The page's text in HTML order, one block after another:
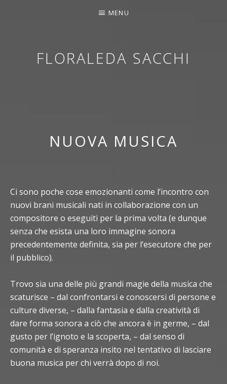
FLORALEDA SACCHI
MENU
NUOVA MUSICA
Ci sono poche cose emozionanti come l’incontro con
nuovi brani musicali nati in collaborazione con un
compositore o eseguiti per la prima volta (e dunque
senza che esista una loro immagine sonora
precedentemente definita, sia per l’esecutore che per
il pubblico).
Trovo sia una delle più grandi magie della musica che
scaturisce – dal confrontarsi e conoscersi di persone e
culture diverse, – dalla fantasia e dalla creatività di
dare forma sonora a ciò che ancora è in germe, – dal
gusto per l’ignoto e la scoperta, – dal senso di
comunità e di speranza insito nel tentativo di lasciare
buona musica per chi verrà dopo di noi.